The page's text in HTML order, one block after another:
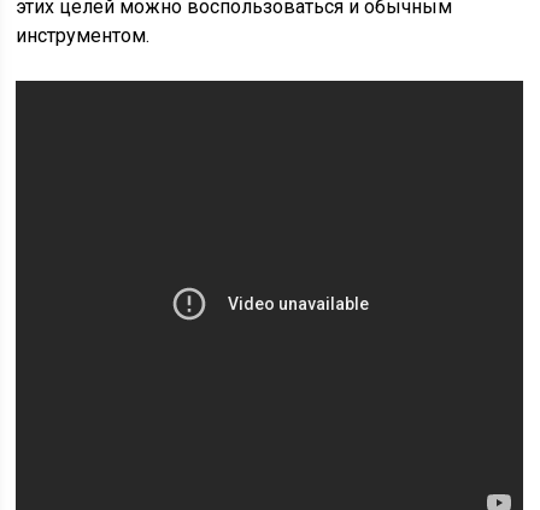
этих целей можно воспользоваться и обычным
инструментом.